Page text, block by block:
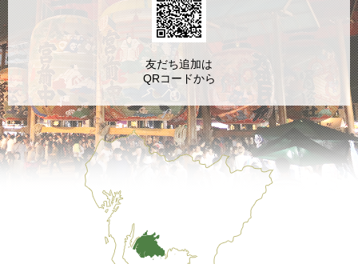
友だち追加は
QRコードから